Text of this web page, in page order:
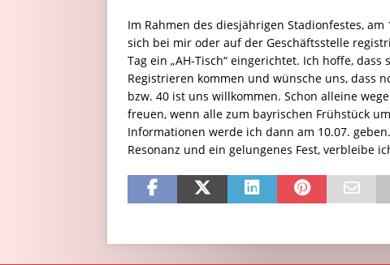
Im Rahmen des diesjährigen Stadionfestes,
sich bei mir oder auf der Geschäftsstelle
Tag ein „AH-Tisch“ eingerichtet. Ich hoffe,
Registrieren kommen und wünsche uns, dass
bzw. 40 ist uns willkommen. Schon alleine
freuen, wenn alle zum bayrischen Frühstück
Informationen werde ich dann am 10.07.
Resonanz und ein gelungenes Fest, verbleibe